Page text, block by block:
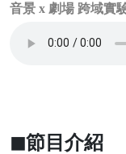
音景 x 劇場 跨域實
◼節目介紹